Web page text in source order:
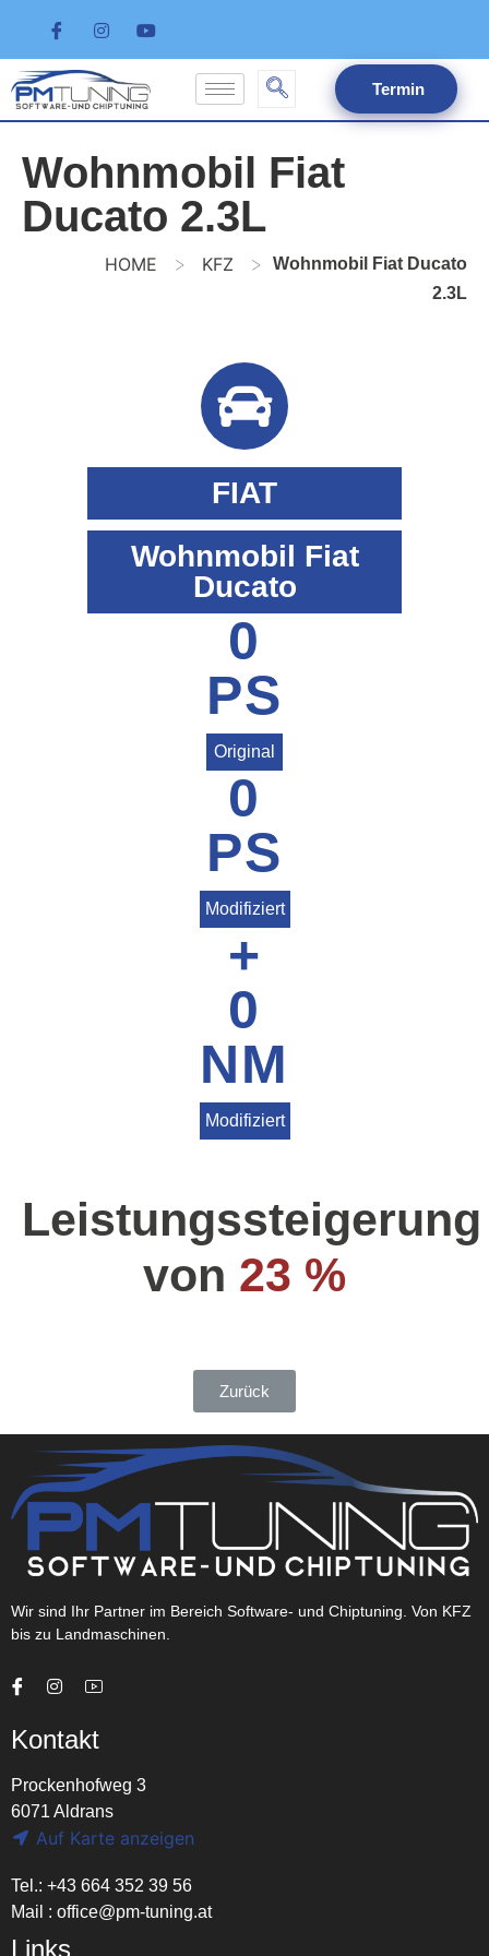
Termin
Wohnmobil Fiat
Ducato 2.3L
HOME > KFZ >
Wohnmobil Fiat Ducato
2.3L
FIAT
Wohnmobil Fiat
Ducato
0
PS
Original
0
PS
Modifiziert
+
0
NM
Modifiziert
Leistungssteigerung
von 23 %
Zurück
Wir sind Ihr Partner im Bereich Software- und Chiptuning. Von KFZ
bis zu Landmaschinen.
Kontakt
Prockenhofweg 3
6071 Aldrans
Auf Karte anzeigen
Tel.: +43 664 352 39 56
Mail : office@pm-tuning.at
Links